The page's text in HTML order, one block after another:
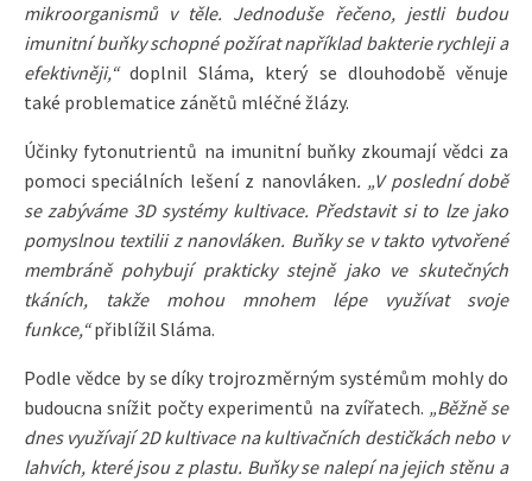
mikroorganismů v těle. Jednoduše řečeno, jestli budou
imunitní buňky schopné požírat například bakterie rychleji a
efektivněji,“doplnil Sláma, který se dlouhodobě věnuje
také problematice zánětů mléčné žlázy.
Účinky fytonutrientů na imunitní buňky zkoumají vědci za
pomoci speciálních lešení z nanovláken. „V poslední době
se zabýváme 3D systémy kultivace. Představit si to lze jako
pomyslnou textilii z nanovláken. Buňky se v takto vytvořené
membráně pohybují prakticky stejně jako ve skutečných
tkáních, takže mohou mnohem lépe využívat svoje
funkce,“přiblížil Sláma.
Podle vědce by se díky trojrozměrným systémům mohly do
budoucna snížit počty experimentů na zvířatech. „Běžně se
dnes využívají 2D kultivace na kultivačních destičkách nebo v
lahvích, které jsou z plastu. Buňky se nalepí na jejich stěnu a